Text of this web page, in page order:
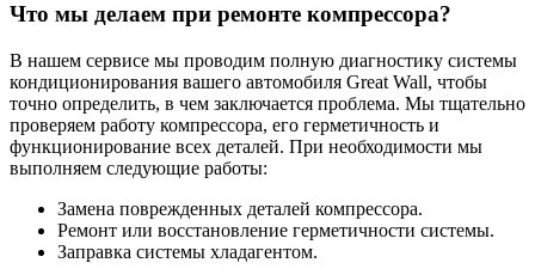
Что мы делаем при ремонте компрессора?
В нашем сервисе мы проводим полную диагностику системы
кондиционирования вашего автомобиля Great Wall, чтобы
точно определить, в чем заключается проблема. Мы тщательно
проверяем работу компрессора, его герметичность и
функционирование всех деталей. При необходимости мы
выполняем следующие работы:
Замена поврежденных деталей компрессора.
Ремонт или восстановление герметичности системы.
Заправка системы хладагентом.